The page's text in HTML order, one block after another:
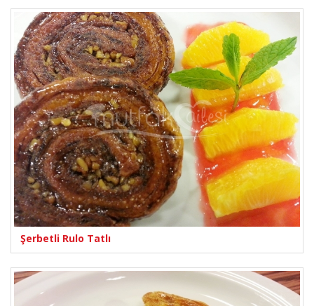
Şerbetli Rulo Tatlı